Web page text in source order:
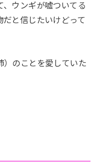
、ウンギが嘘ついてる
だと信じたいけどって
）のことを愛していた